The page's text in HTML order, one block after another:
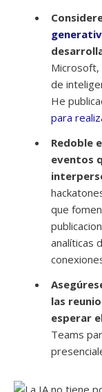
Microsoft,
de
He
para
Redoble
eventos
que
analíticas
las
esperar
Teams